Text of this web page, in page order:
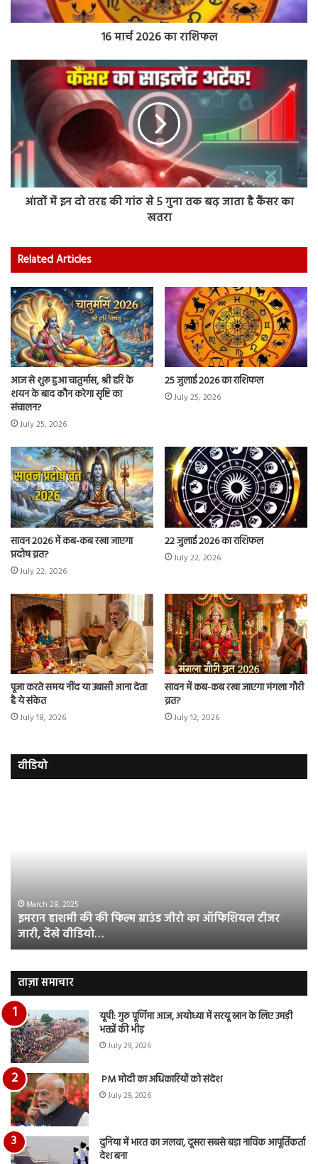
16 मार्च 2026 का राशिफल
आंतों में इन दो तरह की गांठ से 5 गुना तक बढ़ जाता है कैंसर का
खतरा
Related Articles
आज से शुरू हुआ चातुर्मास, श्री हरि के
शयन के बाद कौन करेगा सृष्टि का
संचालन?
July 25, 2026
25 जुलाई 2026 का राशिफल
July 25, 2026
सावन 2026 में कब-कब रखा जाएगा
प्रदोष व्रत?
July 22, 2026
22 जुलाई 2026 का राशिफल
July 22, 2026
पूजा करते समय नींद या उबासी आना देता
है ये संकेत
July 18, 2026
सावन में कब-कब रखा जाएगा मंगला गौरी
व्रत?
July 12, 2026
वीडियो
का
ऑफिशियल
टीजर
जारी,
वीडियो…
March 28, 2025
इमरान हाशमी की की फिल्म ग्राउंड जीरो का ऑफिशियल टीजर
जारी, देंखे वीडियो…
ताज़ा समाचार
यूपी: गुरु पूर्णिमा आज, अयोध्या में सरयू स्नान के लिए उमड़ी
भक्तों की भीड़
July 29, 2026
PM मोदी का अधिकारियों को संदेश
July 29, 2026
दुनिया में भारत का जलवा, दूसरा सबसे बड़ा नाविक आपूर्तिकर्ता
देश बना